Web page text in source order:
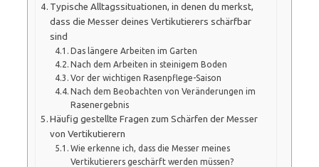
Typische Alltagssituationen, in denen du merkst,
dass die Messer deines Vertikutierers schärfbar
sind
Das längere Arbeiten im Garten
Nach dem Arbeiten in steinigem Boden
Vor der wichtigen Rasenpflege-Saison
Nach dem Beobachten von Veränderungen im
Rasenergebnis
Häufig gestellte Fragen zum Schärfen der Messer
von Vertikutierern
Wie erkenne ich, dass die Messer meines
Vertikutierers geschärft werden müssen?